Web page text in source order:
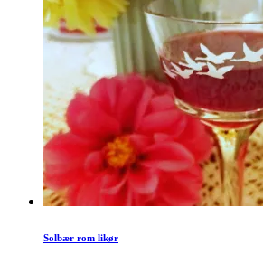
Solbær rom likør